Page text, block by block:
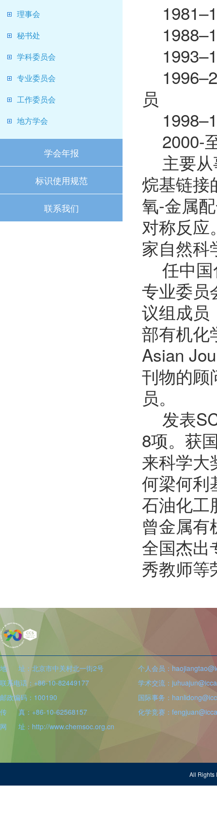
理事会
秘书处
学科委员会
专业委员会
工作委员会
地方学会
学会年报
标识使用规范
联系我们
员
2000-
主要
烷基链接
氧-金属
对称反应
家自然科
任中
专业委员
议组成员
部有机化
Asian
刊物的顾
员。
发表
8项。获
来科学大
何梁何利
石油化工
曾金属
全国杰出
秀教师等
地 址：北京市中关村北一街2号
联系电话：+86-10-82449177
邮政编码：100190
传 真：+86-10-62568157
网 址：http://www.chemsoc.org.cn
个人会员：
学术交流：
国际事务：
化学竞赛：
All Rights